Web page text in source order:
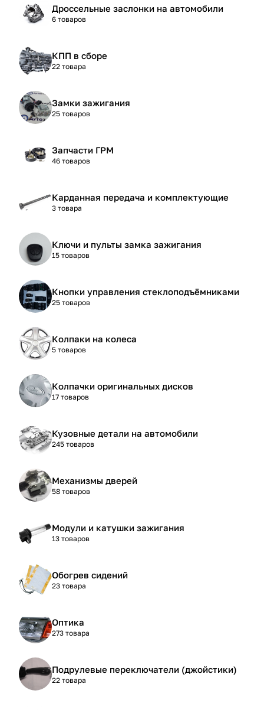
Дроссельные заслонки на автомобили
6 товаров
КПП в сборе
22 товара
Замки зажигания
25 товаров
Запчасти ГРМ
46 товаров
Карданная передача и комплектующие
3 товара
Ключи и пульты замка зажигания
15 товаров
Кнопки управления стеклоподъёмниками
25 товаров
Колпаки на колеса
5 товаров
Колпачки оригинальных дисков
17 товаров
Кузовные детали на автомобили
245 товаров
Механизмы дверей
58 товаров
Модули и катушки зажигания
13 товаров
Обогрев сидений
23 товара
Оптика
273 товара
Подрулевые переключатели (джойстики)
22 товара